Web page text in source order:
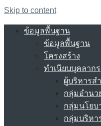
Skip to content
ข้อมูลพื้นฐาน
ข้อมูลพื้นฐาน
โครงสร้าง
ทำเนียบบุคลากร
ผู้บริหารส
กลุ่มอำนว
กลุ่มนโยบ
กลุ่มบริหา